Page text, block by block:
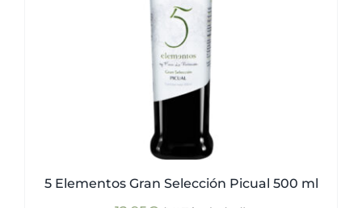
5 Elementos Gran Selección Picual 500 ml